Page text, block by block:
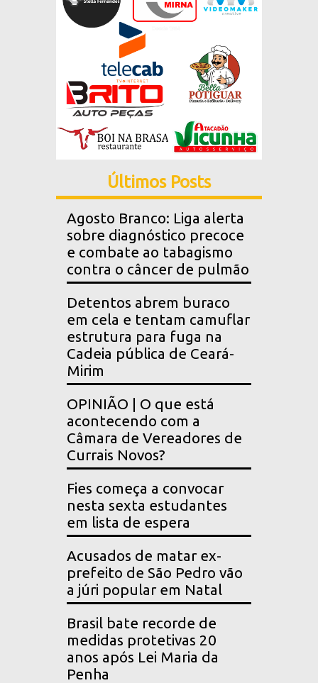
Últimos Posts
Agosto Branco: Liga alerta
sobre diagnóstico precoce
e combate ao tabagismo
contra o câncer de pulmão
Detentos abrem buraco
em cela e tentam camuflar
estrutura para fuga na
Cadeia pública de Ceará-
Mirim
OPINIÃO | O que está
acontecendo com a
Câmara de Vereadores de
Currais Novos?
Fies começa a convocar
nesta sexta estudantes
em lista de espera
Acusados de matar ex-
prefeito de São Pedro vão
a júri popular em Natal
Brasil bate recorde de
medidas protetivas 20
anos após Lei Maria da
Penha